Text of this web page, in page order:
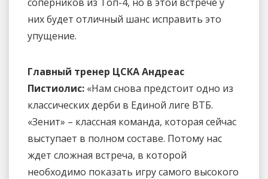
них будет отличный шанс исправить это
упущение.
Главный тренер ЦСКА Андреас
Пистиолис: «Нам снова предстоит одно из
классических дерби в Единой лиге ВТБ.
«Зенит» – классная команда, которая сейчас
выступает в полном составе. Потому нас
ждет сложная встреча, в которой
необходимо показать игру самого высокого